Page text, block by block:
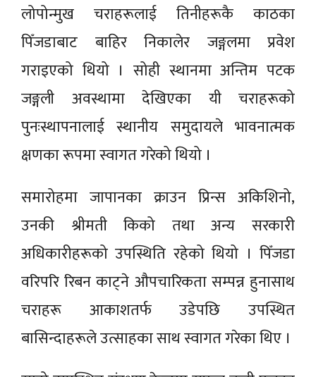
लोपोन्मुख चराहरूलाई तिनीहरूकै काठका
पिँजडाबाट बाहिर निकालेर जङ्गलमा प्रवेश
गराइएको थियो । सोही स्थानमा अन्तिम पटक
जङ्गली अवस्थामा देखिएका यी चराहरूको
पुनःस्थापनालाई स्थानीय समुदायले भावनात्मक
क्षणका रूपमा स्वागत गरेको थियो ।
समारोहमा जापानका क्राउन प्रिन्स अकिशिनो,
उनकी श्रीमती किको तथा अन्य सरकारी
अधिकारीहरूको उपस्थिति रहेको थियो । पिँजडा
वरिपरि रिबन काट्ने औपचारिकता सम्पन्न हुनासाथ
चराहरू आकाशतर्फ उडेपछि उपस्थित
बासिन्दाहरूले उत्साहका साथ स्वागत गरेका थिए ।